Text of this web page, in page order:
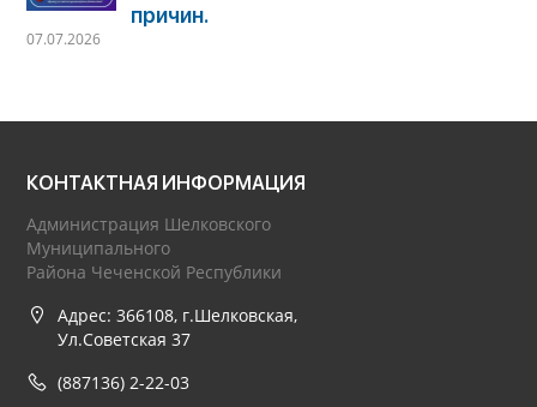
причин.
07.07.2026
КОНТАКТНАЯ ИНФОРМАЦИЯ
Администрация Шелковского
Муниципального
Района Чеченской Республики
Адрес: 366108, г.Шелковская,
Ул.Советская 37
(887136) 2-22-03